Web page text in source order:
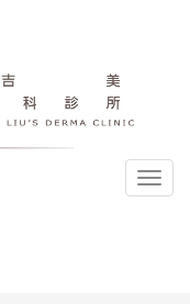
選